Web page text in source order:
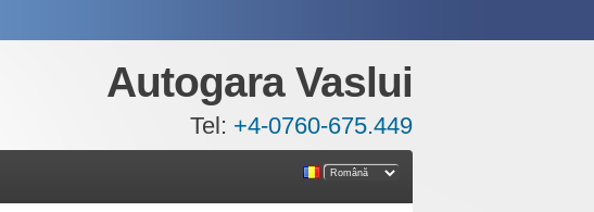
Autogara Vaslui
Tel: +4-0760-675.449